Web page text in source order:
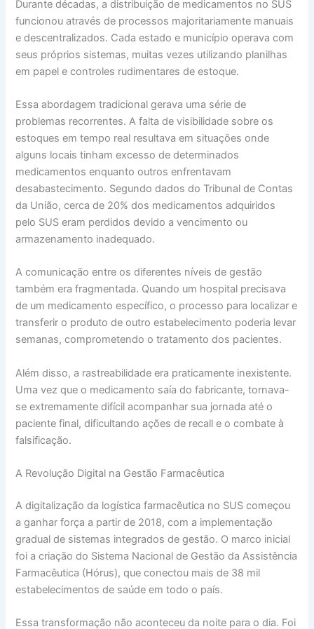
Durante décadas, a distribuição de medicamentos no SUS
funcionou através de processos majoritariamente manuais
e descentralizados. Cada estado e município operava com
seus próprios sistemas, muitas vezes utilizando planilhas
em papel e controles rudimentares de estoque.
Essa abordagem tradicional gerava uma série de
problemas recorrentes. A falta de visibilidade sobre os
estoques em tempo real resultava em situações onde
alguns locais tinham excesso de determinados
medicamentos enquanto outros enfrentavam
desabastecimento. Segundo dados do Tribunal de Contas
da União, cerca de 20% dos medicamentos adquiridos
pelo SUS eram perdidos devido a vencimento ou
armazenamento inadequado.
A comunicação entre os diferentes níveis de gestão
também era fragmentada. Quando um hospital precisava
de um medicamento específico, o processo para localizar e
transferir o produto de outro estabelecimento poderia levar
semanas, comprometendo o tratamento dos pacientes.
Além disso, a rastreabilidade era praticamente inexistente.
Uma vez que o medicamento saía do fabricante, tornava-
se extremamente difícil acompanhar sua jornada até o
paciente final, dificultando ações de recall e o combate à
falsificação.
A Revolução Digital na Gestão Farmacêutica
A digitalização da logística farmacêutica no SUS começou
a ganhar força a partir de 2018, com a implementação
gradual de sistemas integrados de gestão. O marco inicial
foi a criação do Sistema Nacional de Gestão da Assistência
Farmacêutica (Hórus), que conectou mais de 38 mil
estabelecimentos de saúde em todo o país.
Essa transformação não aconteceu da noite para o dia. Foi